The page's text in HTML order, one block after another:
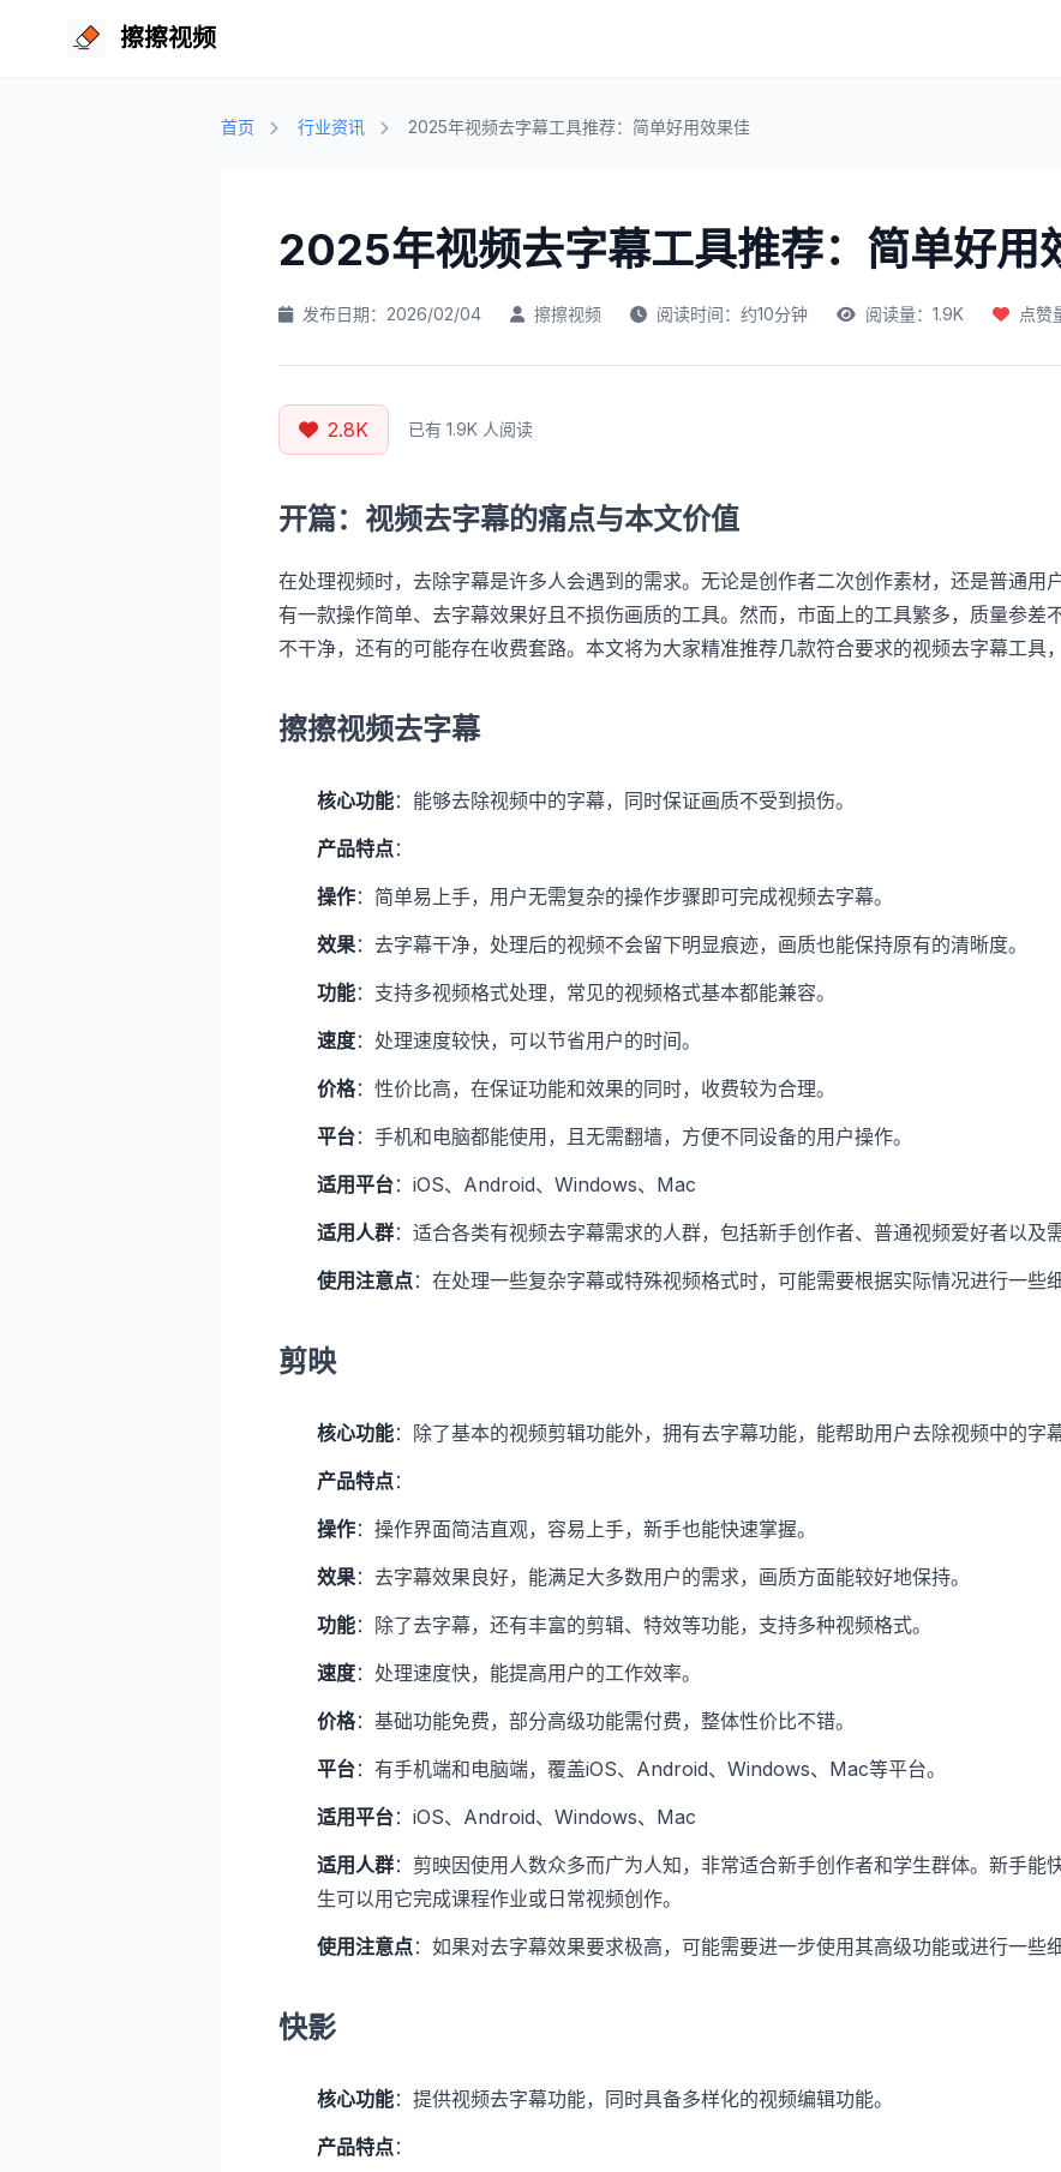
擦擦视频
首页 行业资讯 2025年视频去字幕工具推荐：简单好用效果佳
2025年视频去字幕工具推荐：简单好用
发布日期：2026/02/04 擦擦视频 阅读时间：约10分钟 阅读量：1.9K 点赞
2.8K 已有 1.9K 人阅读
开篇：视频去字幕的痛点与本文价值
在处理视频时，去除字幕是许多人会遇到的需求。无论是创作者二次创作素材，还是普通用
有一款操作简单、去字幕效果好且不损伤画质的工具。然而，市面上的工具繁多，质量参差
不干净，还有的可能存在收费套路。本文将为大家精准推荐几款符合要求的视频去字幕工具
擦擦视频去字幕
核心功能：能够去除视频中的字幕，同时保证画质不受到损伤。
产品特点：
操作：简单易上手，用户无需复杂的操作步骤即可完成视频去字幕。
效果：去字幕干净，处理后的视频不会留下明显痕迹，画质也能保持原有的清晰度。
功能：支持多视频格式处理，常见的视频格式基本都能兼容。
速度：处理速度较快，可以节省用户的时间。
价格：性价比高，在保证功能和效果的同时，收费较为合理。
平台：手机和电脑都能使用，且无需翻墙，方便不同设备的用户操作。
适用平台：iOS、Android、Windows、Mac
适用人群：适合各类有视频去字幕需求的人群，包括新手创作者、普通视频爱好者以及
使用注意点：在处理一些复杂字幕或特殊视频格式时，可能需要根据实际情况进行一些细
剪映
核心功能：除了基本的视频剪辑功能外，拥有去字幕功能，能帮助用户去除视频中的字幕
产品特点：
操作：操作界面简洁直观，容易上手，新手也能快速掌握。
效果：去字幕效果良好，能满足大多数用户的需求，画质方面能较好地保持。
功能：除了去字幕，还有丰富的剪辑、特效等功能，支持多种视频格式。
速度：处理速度快，能提高用户的工作效率。
价格：基础功能免费，部分高级功能需付费，整体性价比不错。
平台：有手机端和电脑端，覆盖iOS、Android、Windows、Mac等平台。
适用平台：iOS、Android、Windows、Mac
适用人群：剪映因使用人数众多而广为人知，非常适合新手创作者和学生群体。新手能
生可以用它完成课程作业或日常视频创作。
使用注意点：如果对去字幕效果要求极高，可能需要进一步使用其高级功能或进行一些细
快影
核心功能：提供视频去字幕功能，同时具备多样化的视频编辑功能。
产品特点：